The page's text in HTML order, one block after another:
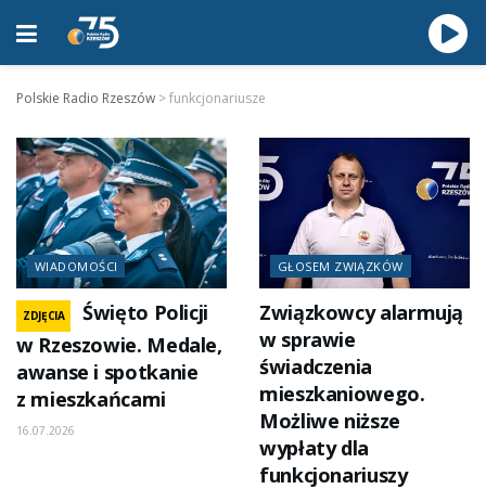
Polskie Radio Rzeszów >funkcjonariusze
WIADOMOŚCI
ZDJĘCIA
Święto Policji
w Rzeszowie. Medale,
awanse i spotkanie
z mieszkańcami
16.07.2026
GŁOSEM ZWIĄZKÓW
Związkowcy alarmują
w sprawie
świadczenia
mieszkaniowego.
Możliwe niższe
wypłaty dla
funkcjonariuszy